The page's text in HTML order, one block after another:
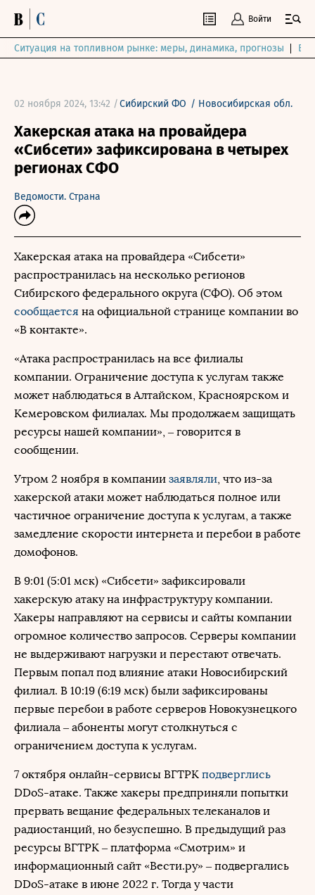
Войти
Ситуация на топливном рынке: меры, динамика, прогнозы
02 ноября 2024, 13:42 /Сибирский ФО / Новосибирская обл.
Хакерская атака на провайдера
«Сибсети» зафиксирована в четырех
регионах СФО
Ведомости. Страна
Хакерская атака на провайдера «Сибсети»
распространилась на несколько регионов
Сибирского федерального округа (СФО). Об этом
сообщается на официальной странице компании во
«В контакте».
«Атака распространилась на все филиалы
компании. Ограничение доступа к услугам также
может наблюдаться в Алтайском, Красноярском и
Кемеровском филиалах. Мы продолжаем защищать
ресурсы нашей компании», – говорится в
сообщении.
Утром 2 ноября в компании заявляли, что из-за
хакерской атаки может наблюдаться полное или
частичное ограничение доступа к услугам, а также
замедление скорости интернета и перебои в работе
домофонов.
В 9:01 (5:01 мск) «Сибсети» зафиксировали
хакерскую атаку на инфраструктуру компании.
Хакеры направляют на сервисы и сайты компании
огромное количество запросов. Серверы компании
не выдерживают нагрузки и перестают отвечать.
Первым попал под влияние атаки Новосибирский
филиал. В 10:19 (6:19 мск) были зафиксированы
первые перебои в работе серверов Новокузнецкого
филиала – абоненты могут столкнуться с
ограничением доступа к услугам.
7 октября онлайн-сервисы ВГТРК подверглись
DDoS-атаке. Также хакеры предприняли попытки
прервать вещание федеральных телеканалов и
радиостанций, но безуспешно. В предыдущий раз
ресурсы ВГТРК – платформа «Смотрим» и
информационный сайт «Вести.ру» – подвергались
DDoS-атаке в июне 2022 г. Тогда у части